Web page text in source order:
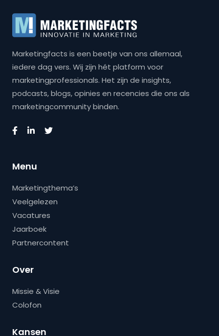
Marketingfacts is een beetje van ons allemaal,
iedere dag vers. Wij zijn hét platform voor
marketingprofessionals. Het zijn de insights,
podcasts, blogs, opinies en recencies die ons als
marketingcommunity binden.
Menu
Marketingthema’s
Veelgelezen
Vacatures
Jaarboek
Partnercontent
Over
Missie & Visie
Colofon
Kansen